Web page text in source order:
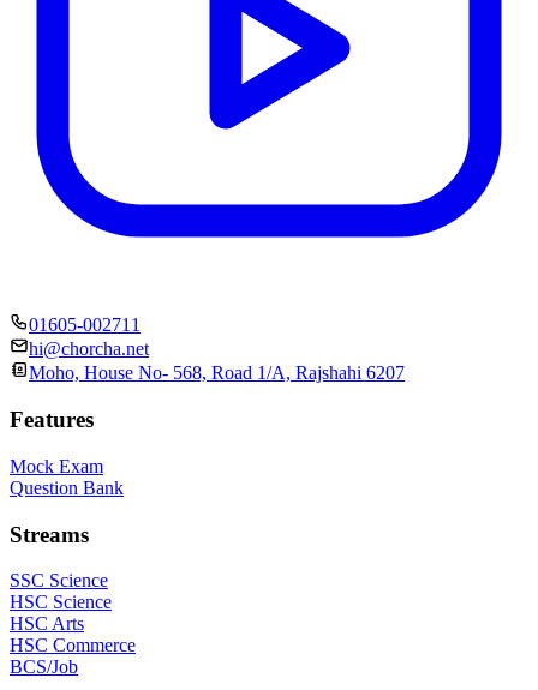
01605-002711
hi@chorcha.net
Moho, House No- 568, Road 1/A, Rajshahi 6207
Features
Mock Exam
Question Bank
Streams
SSC Science
HSC Science
HSC Arts
HSC Commerce
BCS/Job